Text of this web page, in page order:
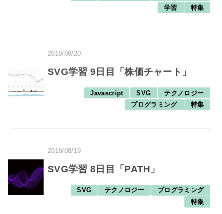
学習
特集
2018/08/20
SVG学習 9日目「株価チャート」
Javascript SVG
テクノロジー
プログラミング
特集
2018/08/19
SVG学習 8日目「PATH」
SVG テクノロジー
プログラミング
特集